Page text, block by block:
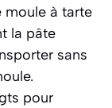
moule à tarte
la pâte
sans
pour